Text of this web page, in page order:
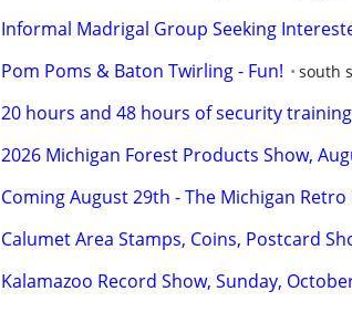
Informal Madrigal Group Seeking
Pom Poms & Baton Twirling - Fun! south
20 hours and 48 hours of security training
2026 Michigan Forest Products Show,
Coming August 29th - The Michigan Retro
Calumet Area Stamps, Coins, Postcard
Kalamazoo Record Show, Sunday,